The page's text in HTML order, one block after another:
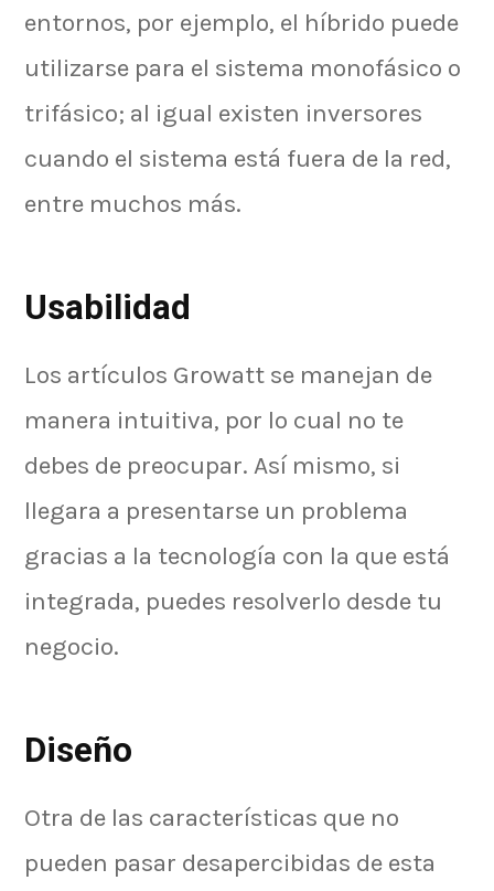
entornos, por ejemplo, el híbrido puede
utilizarse para el sistema monofásico o
trifásico; al igual existen inversores
cuando el sistema está fuera de la red,
entre muchos más.
Usabilidad
Los artículos Growatt se manejan de
manera intuitiva, por lo cual no te
debes de preocupar. Así mismo, si
llegara a presentarse un problema
gracias a la tecnología con la que está
integrada, puedes resolverlo desde tu
negocio.
Diseño
Otra de las características que no
pueden pasar desapercibidas de esta